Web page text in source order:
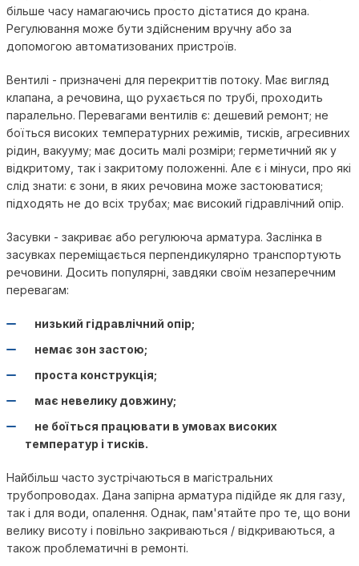
більше часу намагаючись просто дістатися до крана.
Регулювання може бути здійсненим вручну або за
допомогою автоматизованих пристроїв.
Вентилі - призначені для перекриттів потоку. Має вигляд
клапана, а речовина, що рухається по трубі, проходить
паралельно. Перевагами вентилів є: дешевий ремонт; не
боїться високих температурних режимів, тисків, агресивних
рідин, вакууму; має досить малі розміри; герметичний як у
відкритому, так і закритому положенні. Але є і мінуси, про які
слід знати: є зони, в яких речовина може застоюватися;
підходять не до всіх трубах; має високий гідравлічний опір.
Засувки - закриває або регулююча арматура. Заслінка в
засувках переміщається перпендикулярно транспортують
речовини. Досить популярні, завдяки своїм незаперечним
перевагам:
низький гідравлічний опір;
немає зон застою;
проста конструкція;
має невелику довжину;
не боїться працювати в умовах високих
температур і тисків.
Найбільш часто зустрічаються в магістральних
трубопроводах. Дана запірна арматура підійде як для газу,
так і для води, опалення. Однак, пам'ятайте про те, що вони
велику висоту і повільно закриваються / відкриваються, а
також проблематичні в ремонті.